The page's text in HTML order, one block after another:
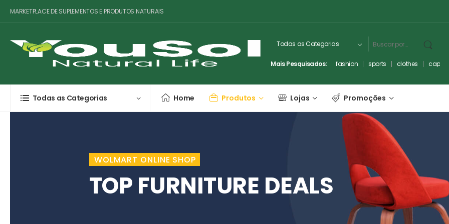
MARKETPLACE DE SUPLEMENTOS E PRODUTOS NATURAIS
Mais Pesquisados: fashion sports clothes
Todas as Categorias Home Produtos Lojas Promoções
WOLMART ONLINE SHOP
TOP FURNITURE DEALS